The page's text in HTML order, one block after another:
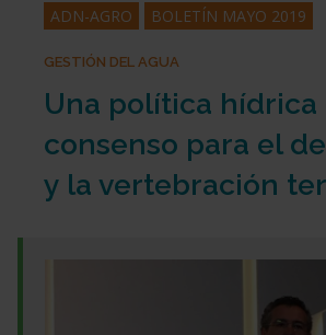
ADN-AGRO BOLETÍN MAYO 2019
GESTIÓN DEL AGUA
Una política hídrica
consenso para el
y la vertebración